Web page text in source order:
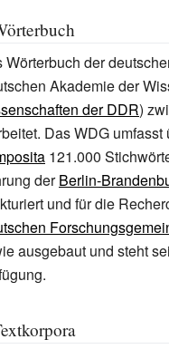
Wörterbuch der
Akademie der
der DDR)
Das WDG
121.000
derBerlin-
und für die
ausgebaut und steht